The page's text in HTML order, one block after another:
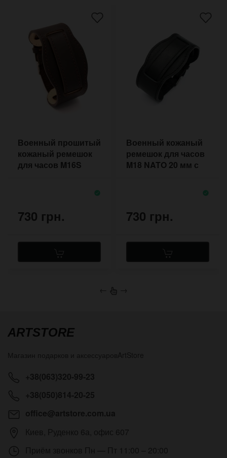
Военный прошитый
кожаный ремешок
для часов M16S
730 грн.
Военный кожаный
ремешок для часов
M18 NATO 20 мм с
730 грн.
← →
ARTSTORE